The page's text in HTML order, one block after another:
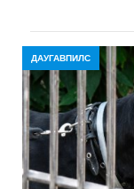
ДАУГАВПИЛС